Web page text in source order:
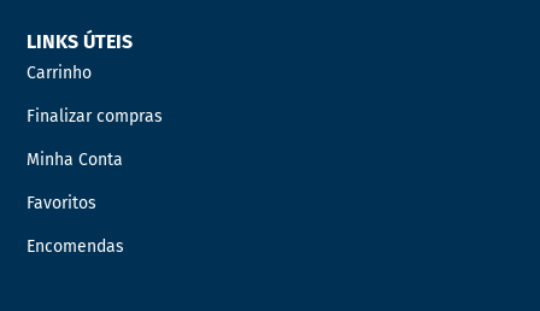
LINKS ÚTEIS
Carrinho
Finalizar compras
Minha Conta
Favoritos
Encomendas